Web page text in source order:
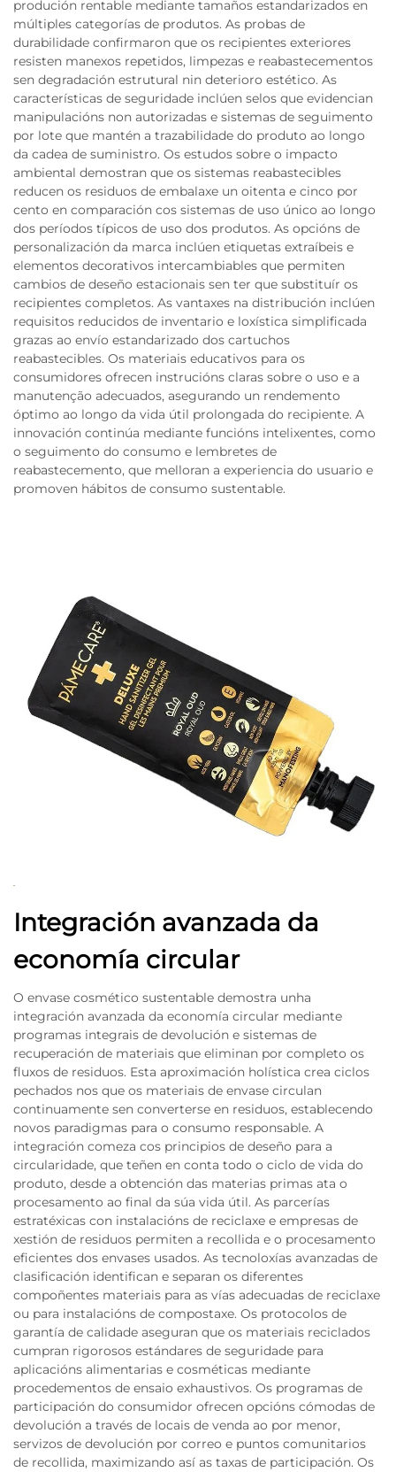
produción rentable mediante tamaños estandarizados en
múltiples categorías de produtos. As probas de
durabilidade confirmaron que os recipientes exteriores
resisten manexos repetidos, limpezas e reabastecementos
sen degradación estrutural nin deterioro estético. As
características de seguridade inclúen selos que evidencian
manipulacións non autorizadas e sistemas de seguimento
por lote que mantén a trazabilidade do produto ao longo
da cadea de suministro. Os estudos sobre o impacto
ambiental demostran que os sistemas reabastecibles
reducen os residuos de embalaxe un oitenta e cinco por
cento en comparación cos sistemas de uso único ao longo
dos períodos típicos de uso dos produtos. As opcións de
personalización da marca inclúen etiquetas extraíbeis e
elementos decorativos intercambiables que permiten
cambios de deseño estacionais sen ter que substituír os
recipientes completos. As vantaxes na distribución inclúen
requisitos reducidos de inventario e loxística simplificada
grazas ao envío estandarizado dos cartuchos
reabastecibles. Os materiais educativos para os
consumidores ofrecen instrucións claras sobre o uso e a
manutenção adecuados, asegurando un rendemento
óptimo ao longo da vida útil prolongada do recipiente. A
innovación continúa mediante funcións intelixentes, como
o seguimento do consumo e lembretes de
reabastecemento, que melloran a experiencia do usuario e
promoven hábitos de consumo sustentable.
Integración avanzada da
economía circular
O envase cosmético sustentable demostra unha
integración avanzada da economía circular mediante
programas integrais de devolución e sistemas de
recuperación de materiais que eliminan por completo os
fluxos de residuos. Esta aproximación holística crea ciclos
pechados nos que os materiais de envase circulan
continuamente sen converterse en residuos, establecendo
novos paradigmas para o consumo responsable. A
integración comeza cos principios de deseño para a
circularidade, que teñen en conta todo o ciclo de vida do
produto, desde a obtención das materias primas ata o
procesamento ao final da súa vida útil. As parcerías
estratéxicas con instalacións de reciclaxe e empresas de
xestión de residuos permiten a recollida e o procesamento
eficientes dos envases usados. As tecnoloxías avanzadas de
clasificación identifican e separan os diferentes
compoñentes materiais para as vías adecuadas de reciclaxe
ou para instalacións de compostaxe. Os protocolos de
garantía de calidade aseguran que os materiais reciclados
cumpran rigorosos estándares de seguridade para
aplicacións alimentarias e cosméticas mediante
procedementos de ensaio exhaustivos. Os programas de
participación do consumidor ofrecen opcións cómodas de
devolución a través de locais de venda ao por menor,
servizos de devolución por correo e puntos comunitarios
de recollida, maximizando así as taxas de participación. Os